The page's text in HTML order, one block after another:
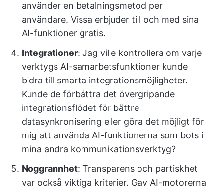
använder en betalningsmetod per
användare. Vissa erbjuder till och med sina
AI-funktioner gratis.
Integrationer: Jag ville kontrollera om varje
verktygs AI-samarbetsfunktioner kunde
bidra till smarta integrationsmöjligheter.
Kunde de förbättra det övergripande
integrationsflödet för bättre
datasynkronisering eller göra det möjligt för
mig att använda AI-funktionerna som bots i
mina andra kommunikationsverktyg?
Noggrannhet: Transparens och partiskhet
var också viktiga kriterier. Gav AI-motorerna